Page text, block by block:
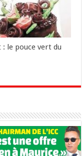
: le pouce vert du